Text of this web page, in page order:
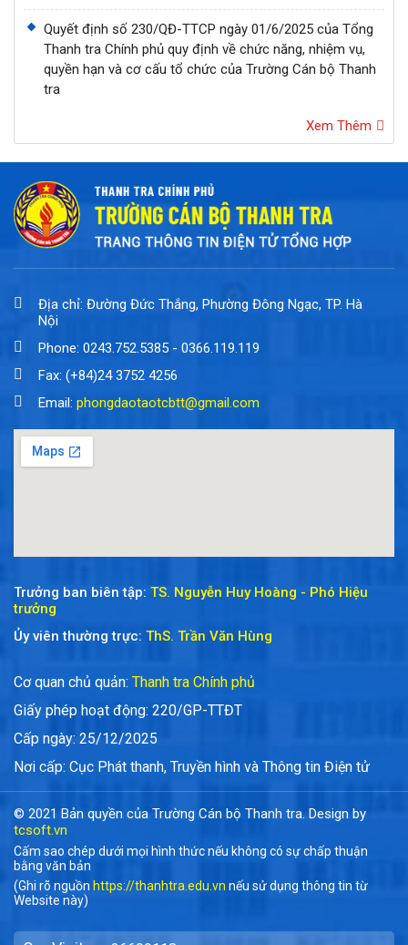
Quyết định số 230/QĐ-TTCP ngày 01/6/2025 của Tổng
Thanh tra Chính phủ quy định về chức năng, nhiệm vụ,
quyền hạn và cơ cấu tổ chức của Trường Cán bộ Thanh
tra
Xem Thêm
Địa chỉ: Đường Đức Thắng, Phường Đông Ngạc, TP. Hà
Nội
Phone: 0243.752.5385 - 0366.119.119
Fax: (+84)24 3752 4256
Email: phongdaotaotcbtt@gmail.com
Trưởng ban biên tập: TS. Nguyễn Huy Hoàng - Phó Hiệu
trưởng
Ủy viên thường trực: ThS. Trần Văn Hùng
Cơ quan chủ quản: Thanh tra Chính phủ
Giấy phép hoạt động: 220/GP-TTĐT
Cấp ngày: 25/12/2025
Nơi cấp: Cục Phát thanh, Truyền hình và Thông tin Điện tử
© 2021 Bản quyền của Trường Cán bộ Thanh tra. Design by
tcsoft.vn
Cấm sao chép dưới mọi hình thức nếu không có sự chấp thuận
bằng văn bản
(Ghi rõ nguồn https://thanhtra.edu.vn nếu sử dụng thông tin từ
Website này)